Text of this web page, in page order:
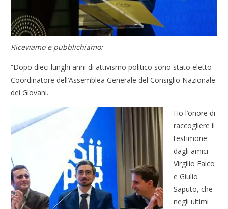
Riceviamo e pubblichiamo:
“Dopo dieci lunghi anni di attivismo politico sono stato eletto
Coordinatore dell’Assemblea Generale del Consiglio Nazionale
dei Giovani.
Ho l’onore di
raccogliere il
testimone
dagli amici
Virgilio Falco
e Giulio
Saputo, che
negli ultimi